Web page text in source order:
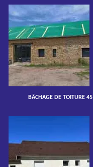
BÂCHAGE DE TOITURE 45